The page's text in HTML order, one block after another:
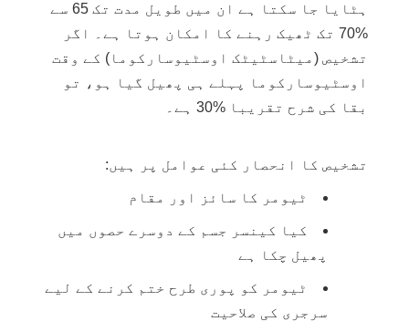
ہٹایا جا سکتا ہے ان میں طویل مدت تک 65 سے
%70 تک ٹھیک رہنے کا امکان ہوتا ہے۔ اگر
تشخیص (میٹاسٹیٹک اوسٹیوسارکوما) کے وقت
اوسٹیوسارکوما پہلے ہی پھیل گیا ہو، تو
بقا کی شرح تقریبا %30 ہے۔
تشخیص کا انحصار کئی عوامل پر ہیں:
ٹیومر کا سائز اور مقام
کیا کینسر جسم کے دوسرے حصوں میں
پھیل چکا ہے
ٹیومر کو پوری طرح ختم کرنے کے لیے
سرجری کی صلاحیت